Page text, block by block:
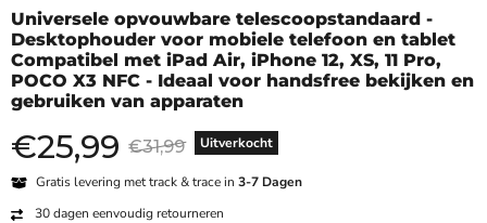
Universele opvouwbare telescoopstandaard -
Desktophouder voor mobiele telefoon en tablet
Compatibel met iPad Air, iPhone 12, XS, 11 Pro,
POCO X3 NFC - Ideaal voor handsfree bekijken en
gebruiken van apparaten
Uitverkocht
Huidige prijs
€25,99 Oorspronkelijke prijs
€31,99
Gratis levering met track & trace in 3-7 Dagen
30 dagen eenvoudig retourneren